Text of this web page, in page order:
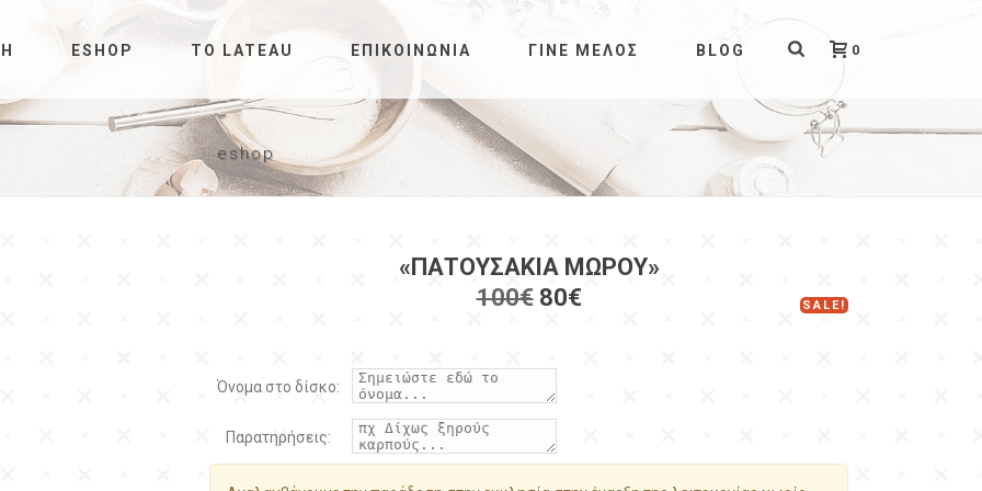
ESHOP ΤΟ LATEAU ΕΠΙΚΟΙΝΩΝΊΑ ΓΊΝΕ ΜΈΛΟΣ BLOG 0
eshop
SALE!
«ΠΑΤΟΥΣΆΚΙΑ ΜΩΡΟΎ»
100€80€
Όνομα στο δίσκο:
Παρατηρήσεις: